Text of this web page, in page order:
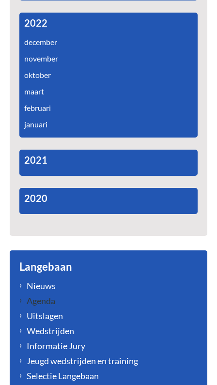
2022
december
november
oktober
maart
februari
januari
2021
2020
Langebaan
Nieuws
Agenda
Uitslagen
Wedstrijden
Informatie Jury
Jeugd wedstrijden en training
Selectie Langebaan